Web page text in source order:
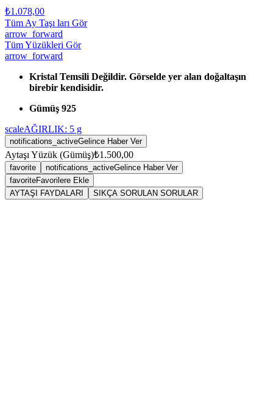
₺1.078,00
Tüm Ay Taşı ları Gör
arrow_forward
Tüm Yüzükleri Gör
arrow_forward
Kristal Temsili Değildir. Görselde yer alan doğaltaşın
birebir kendisidir.
Gümüş 925
scaleAĞIRLIK: 5 g
notifications_activeGelince Haber Ver
Aytaşı Yüzük (Gümüş)₺1.500,00
favorite notifications_activeGelince Haber Ver
favoriteFavorilere Ekle
AYTAŞI FAYDALARI
SIKÇA SORULAN SORULAR